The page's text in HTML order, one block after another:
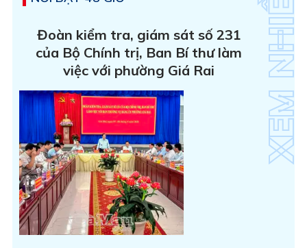
Đoàn kiểm tra, giám sát số 231
của Bộ Chính trị, Ban Bí thư làm
việc với phường Giá Rai